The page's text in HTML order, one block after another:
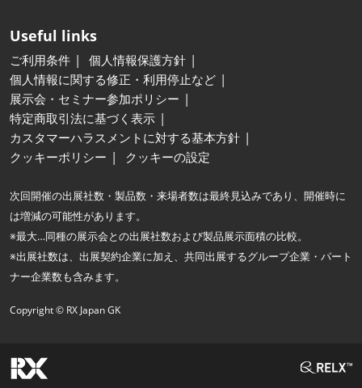
Useful links
ご利用条件
個人情報保護方針
個人情報に関する修正・利用停止など
展示会・セミナー参加ポリシー
特定商取引法に基づく表示
カスタマーハラスメントに対する基本方針
クッキーポリシー
クッキーの設定
次回開催の出展社数・製品数・来場者数は最終見込みであり、開催時に
は増減の可能性があります。
※最大…同種の展示会との出展社数および製品展示面積の比較。
※出展社数は、出展契約企業に加え、共同出展するグループ企業・パート
ナー企業数も含みます。
Copyright © RX Japan GK